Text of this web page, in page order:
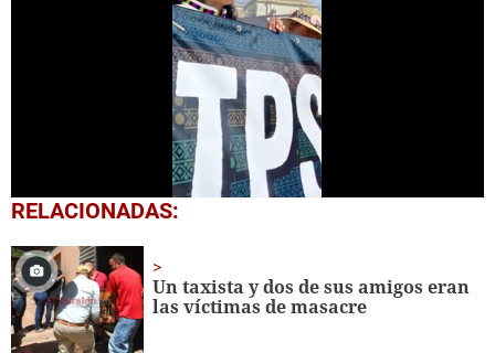
0
seconds
1
minute,
31
seconds
RELACIONADAS:
Un taxista y dos de sus amigos eran
las víctimas de masacre